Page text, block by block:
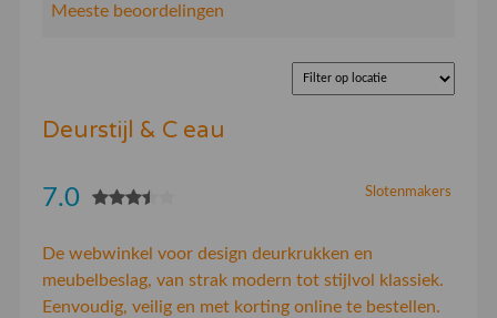
Inloggen
Meeste beoordelingen
Deurstijl & C eau
Slotenmakers
7.0
De webwinkel voor design deurkrukken en
meubelbeslag, van strak modern tot stijlvol klassiek.
Eenvoudig, veilig en met korting online te bestellen.